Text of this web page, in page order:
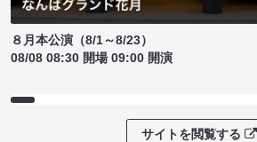
８月本公演（8/1～8/23）
08/08 08:30 開場 09:00 開演
サイトを閲覧する